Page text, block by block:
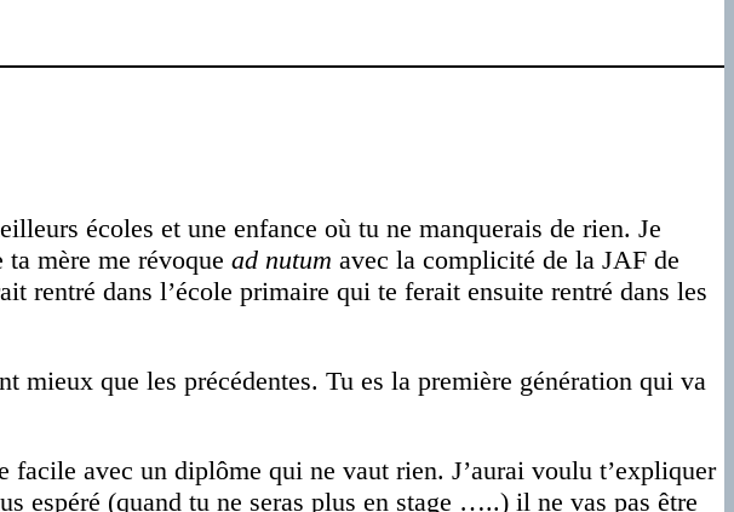
écoles et une enfance où tu ne manquerais de rien. Je
mère me révoque ad nutum avec la complicité de la JAF de
rentré dans l’école primaire qui te ferait ensuite rentré dans les
que les précédentes. Tu es la première génération qui va
avec un diplôme qui ne vaut rien. J’aurai voulu t’expliquer
espéré (quand tu ne seras plus en stage …..) il ne vas pas être